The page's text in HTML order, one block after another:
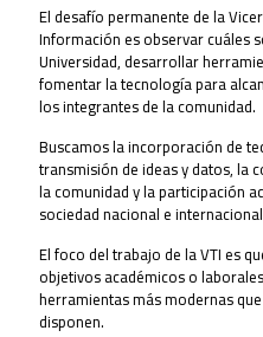
El desafío permanente de la
Información es observar cuáles
Universidad, desarrollar
fomentar la tecnología para
los integrantes de la comunidad.
Buscamos la incorporación de
transmisión de ideas y datos, la
la comunidad y la participación
sociedad nacional e
El foco del trabajo de la VTI es
objetivos académicos o
herramientas más modernas
disponen.